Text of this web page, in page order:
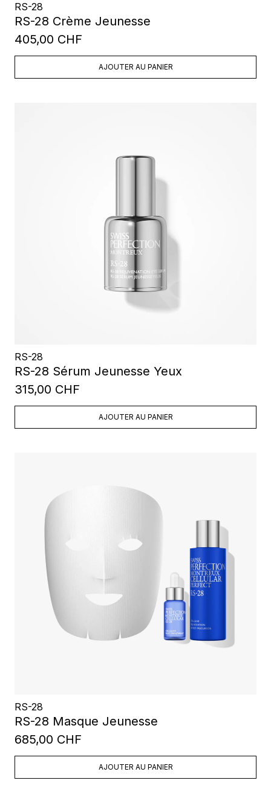
RS-28
RS-28 Crème Jeunesse
405,00 CHF
AJOUTER AU PANIER
RS-28
RS-28 Sérum Jeunesse Yeux
315,00 CHF
AJOUTER AU PANIER
RS-28
RS-28 Masque Jeunesse
685,00 CHF
AJOUTER AU PANIER